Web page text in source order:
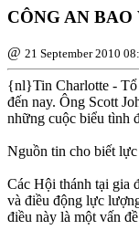
CÔNG AN
@ 21 September 2010
{nl}Tin Charlotte - Tổ
đến nay. Ông Scott
những cuộc biểu tình
Nguồn tin cho biết lực
Các Hội thánh tại gia
và điều động lực
điều này là một vấn